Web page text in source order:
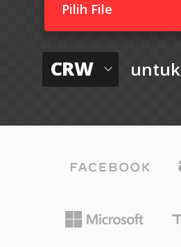
Pilih File
CRW untuk